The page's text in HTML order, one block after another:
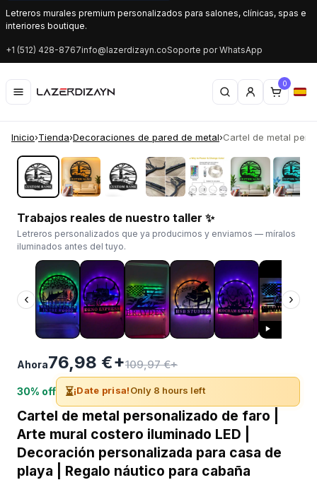
Letreros murales premium personalizados para salones, clínicas, spas e
interiores boutique.
+1 (512) 428-8767info@lazerdizayn.coSoporte por WhatsApp
0
Inicio›Tienda›Decoraciones de pared de metal›Cartel de metal
‹ ›
Trabajos reales de nuestro taller ✨
Letreros personalizados que ya producimos y enviamos — míralos
iluminados antes del tuyo.
‹ ›
Ahora76,98 €+109,97 €+
30% off ⏳¡Date prisa!Only 8 hours left
Cartel de metal personalizado de faro |
Arte mural costero iluminado LED |
Decoración personalizada para casa de
playa | Regalo náutico para cabaña